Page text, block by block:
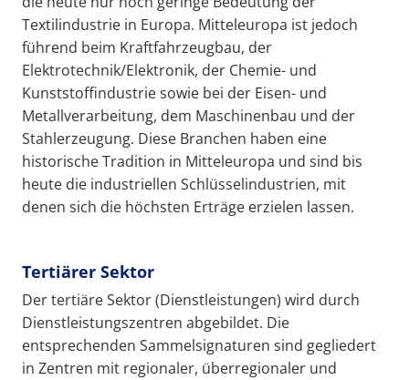
Textilindustrie in Europa. Mitteleuropa ist jedoch
führend beim Kraftfahrzeugbau, der
Elektrotechnik/Elektronik, der Chemie- und
Kunststoffindustrie sowie bei der Eisen- und
Metallverarbeitung, dem Maschinenbau und der
Stahlerzeugung. Diese Branchen haben eine
historische Tradition in Mitteleuropa und sind bis
heute die industriellen Schlüsselindustrien, mit
denen sich die höchsten Erträge erzielen lassen.
Tertiärer Sektor
Der tertiäre Sektor (Dienstleistungen) wird durch
Dienstleistungszentren abgebildet. Die
entsprechenden Sammelsignaturen sind gegliedert
in Zentren mit regionaler, überregionaler und